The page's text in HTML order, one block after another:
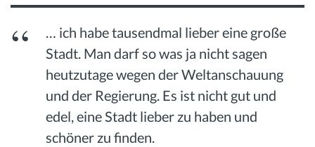
… ich habe tausendmal lieber eine große
Stadt. Man darf so was ja nicht sagen
heutzutage wegen der Weltanschauung
und der Regierung. Es ist nicht gut und
edel, eine Stadt lieber zu haben und
schöner zu finden.